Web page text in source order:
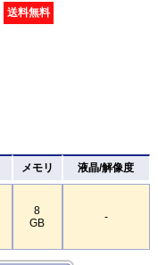
送料無料
メモリ 液晶/解像度
8
GB
-